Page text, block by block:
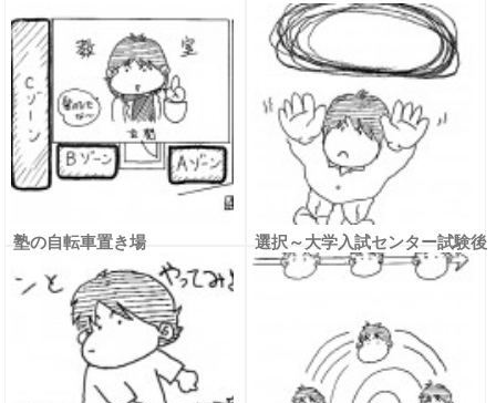
塾の自転車置き場
選択～大学入試センター試験後
の卒塾生～